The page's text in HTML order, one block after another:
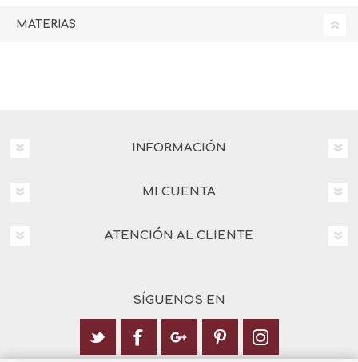
MATERIAS
INFORMACIÓN
MI CUENTA
ATENCIÓN AL CLIENTE
SÍGUENOS EN